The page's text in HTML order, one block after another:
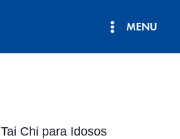
MENU
Tai Chi para Idosos